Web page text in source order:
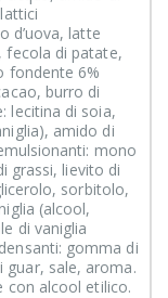
d’uova, latte
fecola di patate,
fondente 6%
burro di
lecitina di soia,
amido di
mono
grassi, lievito di
sorbitolo,
(alcool,
di vaniglia
gomma di
sale, aroma.
con alcool etilico.